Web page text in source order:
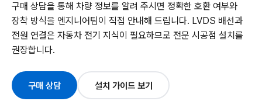
구매 상담을 통해 차량 정보를 알려 주시면 정확한 호환 여부와
장착 방식을 엔지니어팀이 직접 안내해 드립니다. LVDS 배선과
전원 연결은 자동차 전기 지식이 필요하므로 전문 시공점 설치를
권장합니다.
구매 상담 설치 가이드 보기